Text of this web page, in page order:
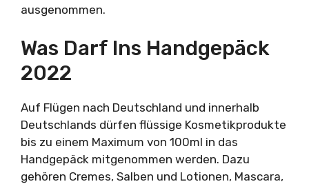
ausgenommen.
Was Darf Ins Handgepäck
2022
Auf Flügen nach Deutschland und innerhalb
Deutschlands dürfen flüssige Kosmetikprodukte
bis zu einem Maximum von 100ml in das
Handgepäck mitgenommen werden. Dazu
gehören Cremes, Salben und Lotionen, Mascara,